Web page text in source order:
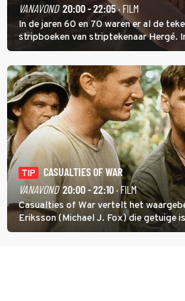
VANAVOND 20:00 - 22:05· FILM
In de jaren 60 en 70 waren er al de
stripboeken van striptekenaar Hergé.
meer tot leven in The Adventures of
TIP
CASUALTIES OF WAR
VANAVOND 20:00 - 22:10· FILM
Casualties of War vertelt het
Eriksson (Michael J. Fox) die getuige
tijdens de Vietnamoorlog. Hij besluit